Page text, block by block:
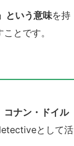
という意味を持
とです。
コナン・ドイル
として活